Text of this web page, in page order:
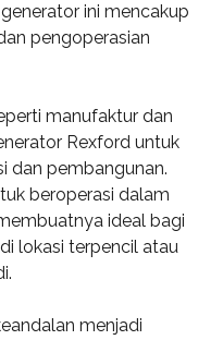
ini mencakup
pengoperasian
manufaktur dan
Rexford untuk
dan pembangunan.
beroperasi dalam
ideal bagi
lokasi terpencil atau
menjadi